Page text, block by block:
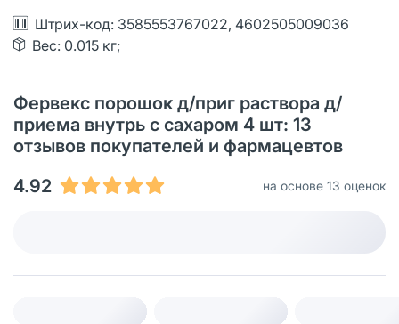
Штрих-код: 3585553767022, 4602505009036
Вес: 0.015 кг;
Фервекс порошок д/приг раствора д/
приема внутрь с сахаром 4 шт: 13
отзывов покупателей и фармацевтов
4.92
на основе 13 оценок